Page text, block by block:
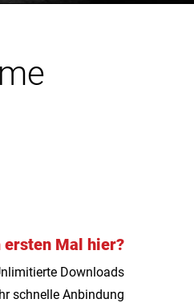
ersten Mal hier?
Downloads
schnelle Anbindung